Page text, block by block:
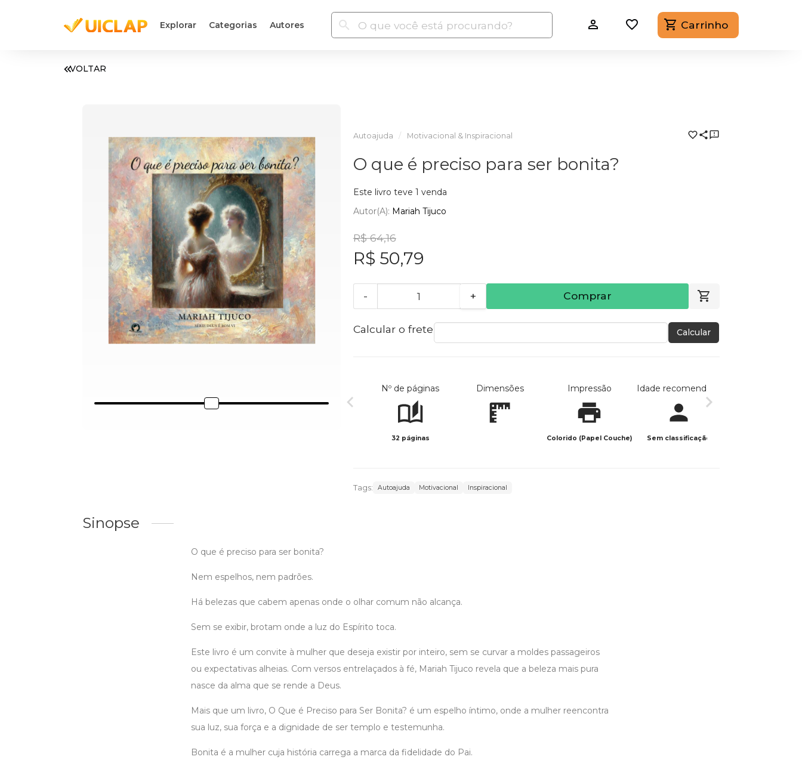
Explorar Categorias Autores Carrinho
VOLTAR
Autoajuda Motivacional & Inspiracional
O que é preciso para ser bonita?
Este livro teve 1 venda
Autor(a): Mariah Tijuco
R$ 64,16
R$ 50,79
- + Comprar
Calcular o frete Calcular
Nº de páginas
32 páginas
Dimensões Impressão
Colorido (Papel Couche)
Idade recomendada
Sem classificação
Tags: Autoajuda Motivacional Inspiracional
Sinopse
O que é preciso para ser bonita?
Nem espelhos, nem padrões.
Há belezas que cabem apenas onde o olhar comum não alcança.
Sem se exibir, brotam onde a luz do Espírito toca.
Este livro é um convite à mulher que deseja existir por inteiro, sem se curvar a moldes passageiros
ou expectativas alheias. Com versos entrelaçados à fé, Mariah Tijuco revela que a beleza mais pura
nasce da alma que se rende a Deus.
Mais que um livro, O Que é Preciso para Ser Bonita? é um espelho íntimo, onde a mulher reencontra
sua luz, sua força e a dignidade de ser templo e testemunha.
Bonita é a mulher cuja história carrega a marca da fidelidade do Pai.